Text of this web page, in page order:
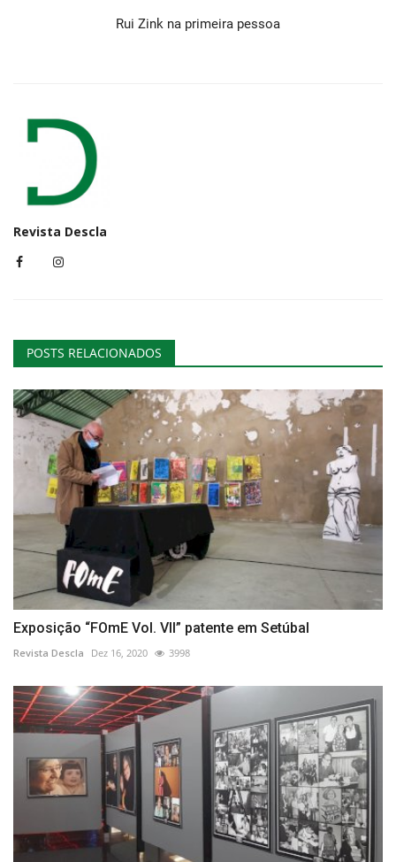
Rui Zink na primeira pessoa
Revista Descla
POSTS RELACIONADOS
Exposição “FOmE Vol. VII” patente em Setúbal
Revista Descla Dez 16, 2020 3998